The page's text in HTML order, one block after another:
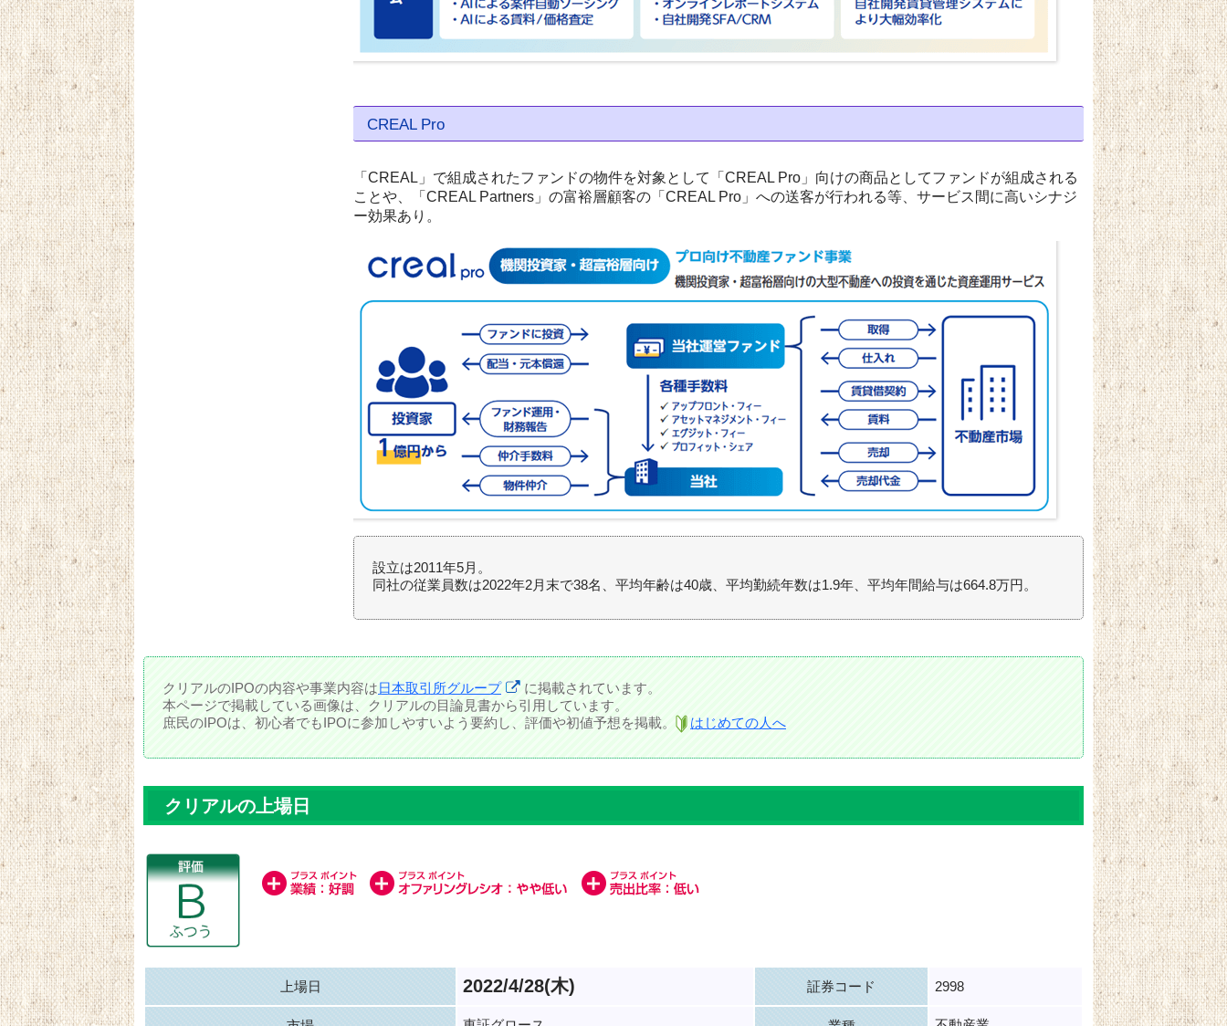
CREAL Pro
「CREAL」で組成されたファンドの物件を対象として「CREAL Pro」向けの商品としてファンドが組成される
ことや、「CREAL Partners」の富裕層顧客の「CREAL Pro」への送客が行われる等、サービス間に高いシナジ
ー効果あり。
設立は2011年5月。
同社の従業員数は2022年2月末で38名、平均年齢は40歳、平均勤続年数は1.9年、平均年間給与は664.8万円。
クリアルのIPOの内容や事業内容は日本取引所グループ
に掲載されています。
本ページで掲載している画像は、クリアルの目論見書から引用しています。
庶民のIPOは、初心者でもIPOに参加しやすいよう要約し、評価や初値予想を掲載。
はじめての人へ
クリアルの上場日
上場日 2022/4/28(木) 証券コード 2998